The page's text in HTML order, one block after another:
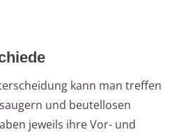
kann man treffen
und beutellosen
jeweils ihre Vor- und